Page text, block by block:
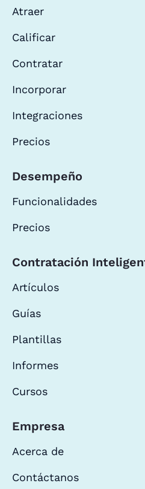
Atraer
Calificar
Contratar
Incorporar
Integraciones
Precios
Desempeño
Funcionalidades
Precios
Contratación
Artículos
Guías
Plantillas
Informes
Cursos
Empresa
Acerca de
Contáctanos